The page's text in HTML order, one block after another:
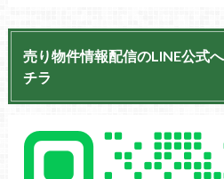
売り物件情報配信のLINE公式
チラ